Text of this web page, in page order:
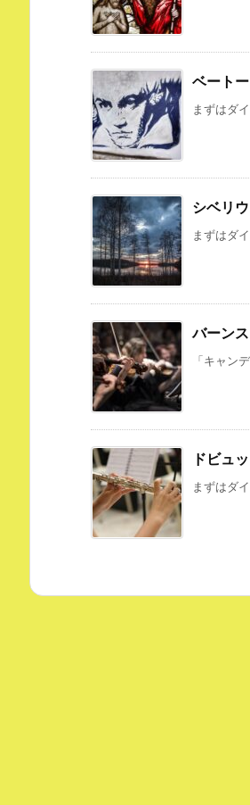
ベート
まずはダ
シベリ
まずはダ
バーン
「キャン
ドビュ
まずはダ